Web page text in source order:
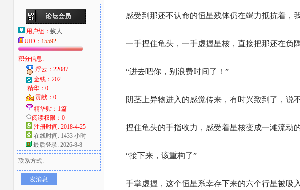
爱
好
用户组： 蚁人
UID： 15592
积分信息:
浮云：22087
金钱：202
精华：0
贡献：0
精华贴：1篇
阅读权限：0
注册时间: 2018-4-25
在线时间: 1433 小时
最后登录: 2026-8-8
联系方式:
发消息
感受到那还不认命的恒星残体仍在竭力抵抗着，
一手捏住龟头，一手虚握星核，直接把那还在负
“进去吧你，别浪费时间了！”
阴茎上异物进入的感觉传来，有时兴致到了，
捏住龟头的手指收力，感受着星核变成一滩流动的
“接下来，该重构了”
手掌虚握，这个恒星系幸存下来的六个行星被吸